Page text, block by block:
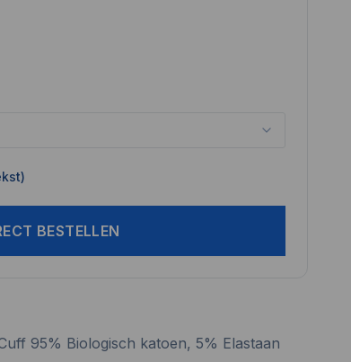
BESTELLEN
95% Biologisch katoen, 5% Elastaan